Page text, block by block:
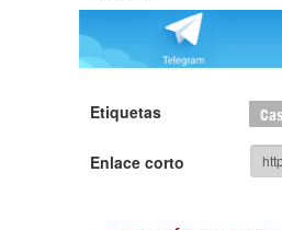
Etiquetas
Enlace corto